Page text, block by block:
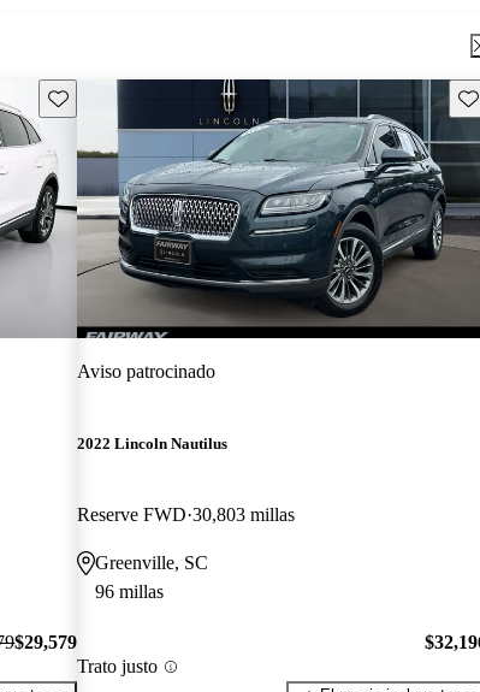
Guarda este Aviso
$29,579
Aviso patrocinado
2022 Lincoln Nautilus
Reserve FWD 30,803 millas
Greenville, SC
96 millas
Trato justo